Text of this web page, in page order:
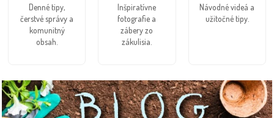
Denné tipy,
čerstvé správy a
komunitný
obsah.
Inšpiratívne
fotografie a
zábery zo
zákulisia.
Návodné videá a
užitočné tipy.